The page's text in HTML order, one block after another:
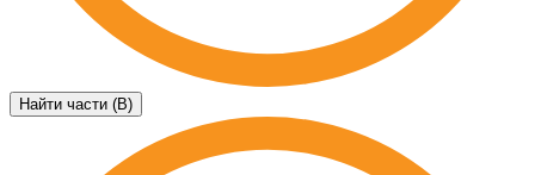
Найти части (B)